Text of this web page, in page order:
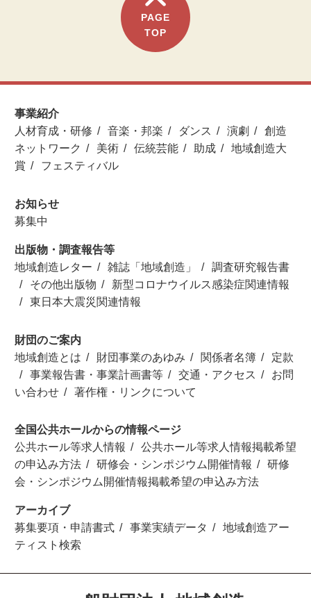
PAGE
TOP
事業紹介
人材育成・研修
音楽・邦楽 ダンス 演劇
創造
ネットワーク
美術 伝統芸能 助成
地域創造大
賞
フェスティバル
お知らせ
募集中
出版物・調査報告等
地域創造レター
雑誌「地域創造」
調査研究報告書
その他出版物
新型コロナウイルス感染症関連情報
東日本大震災関連情報
財団のご案内
地域創造とは
財団事業のあゆみ 関係者名簿
定款
事業報告書・事業計画書等
交通・アクセス
お問
い合わせ
著作権・リンクについて
全国公共ホールからの情報ページ
公共ホール等求人情報
公共ホール等求人情報掲載希望
の申込み方法
研修会・シンポジウム開催情報
研修
会・シンポジウム開催情報掲載希望の申込み方法
アーカイブ
募集要項・申請書式
事業実績データ
地域創造アー
ティスト検索